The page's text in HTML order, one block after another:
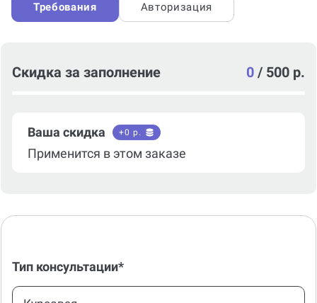
Требования Авторизация
Скидка за заполнение 0 / 500 р.
Ваша скидка +0 р.
Применится в этом заказе
Тип консультации*